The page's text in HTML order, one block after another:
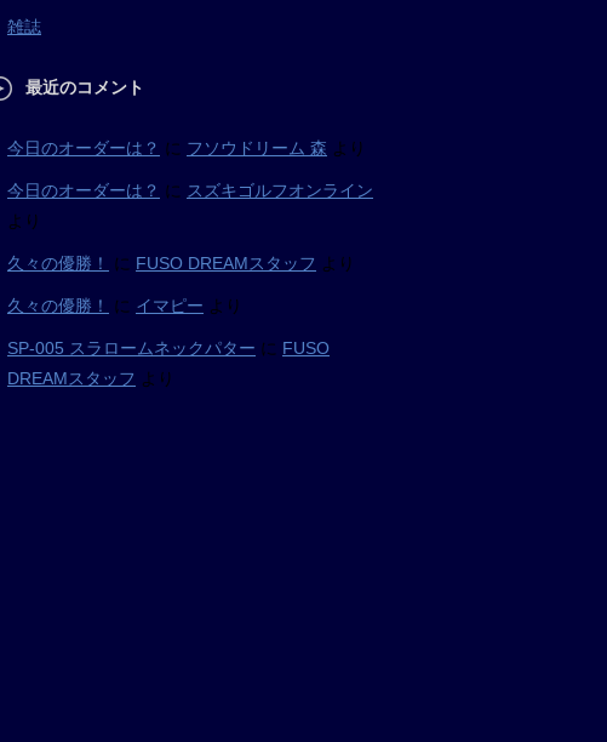
雑誌
最近のコメント
今日のオーダーは？ に フソウドリーム 森 より
今日のオーダーは？ に スズキゴルフオンライン
より
久々の優勝！ に FUSO DREAMスタッフ より
久々の優勝！ に イマピー より
SP-005 スラロームネックパター に FUSO
DREAMスタッフ より